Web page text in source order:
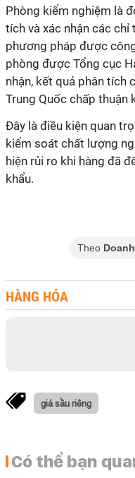
Phòng kiểm nghiệm là
tích và xác nhận các
phương pháp được
phòng được Tổng cục
nhận, kết quả phân tích
Trung Quốc chấp thuận
Đây là điều kiện quan
kiểm soát chất lượng
hiện rủi ro khi hàng đã
khẩu.
Theo
HÀNG HÓA
giá sầu riêng
Có thể bạn